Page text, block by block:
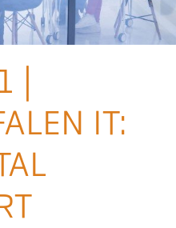
IT: